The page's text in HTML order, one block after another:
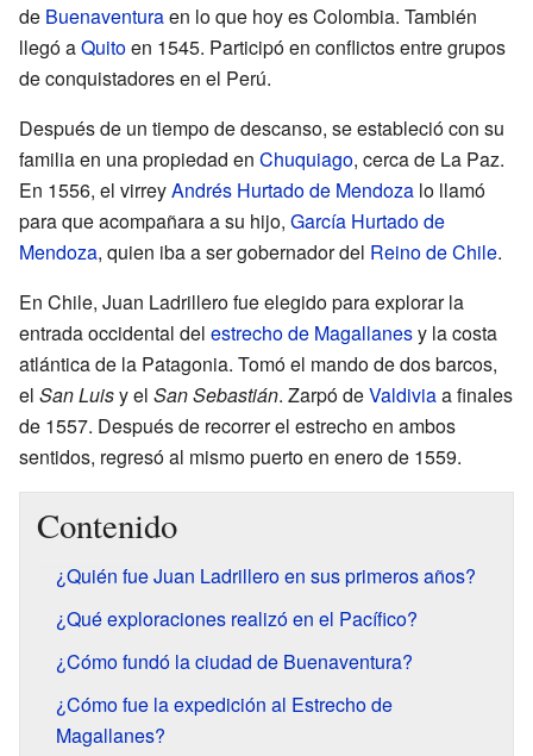
de Buenaventuraen lo que hoy es Colombia. También
llegó aQuitoen 1545. Participó en conflictos entre grupos
de conquistadores en el Perú.
Después de un tiempo de descanso, se estableció con su
familia en una propiedad en Chuquiago, cerca de La Paz.
En 1556, el virreyAndrés Hurtado de Mendoza lo llamó
para que acompañara a su hijo, García Hurtado de
Mendoza, quien iba a ser gobernador del Reino de Chile.
En Chile, Juan Ladrillero fue elegido para explorar la
entrada occidental del estrecho de Magallanesy la costa
atlántica de la Patagonia. Tomó el mando de dos barcos,
el San Luisy el San Sebastián. Zarpó deValdiviaa finales
de 1557. Después de recorrer el estrecho en ambos
sentidos, regresó al mismo puerto en enero de 1559.
Contenido
¿Quién fue Juan Ladrillero en sus primeros años?
¿Qué exploraciones realizó en el Pacífico?
¿Cómo fundó la ciudad de Buenaventura?
¿Cómo fue la expedición al Estrecho de
Magallanes?